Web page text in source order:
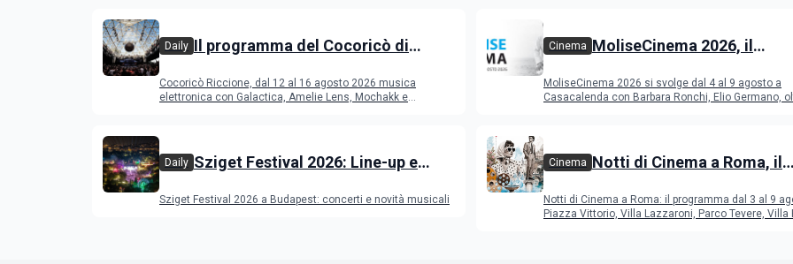
Daily Il programma del Cocoricò di
Cocoricò Riccione, dal 12 al 16 agosto 2026 musica
elettronica con Galactica, Amelie Lens, Mochakk e
Cinema MoliseCinema 2026, il
MoliseCinema 2026 si svolge dal 4 al 9 agosto a
Casacalenda con Barbara Ronchi, Elio Germano,
Daily Sziget Festival 2026: Line-up e
Sziget Festival 2026 a Budapest: concerti e novità musicali
Cinema Notti di Cinema a Roma, il
Notti di Cinema a Roma: il programma dal 3 al 9
Piazza Vittorio, Villa Lazzaroni, Parco Tevere, Villa